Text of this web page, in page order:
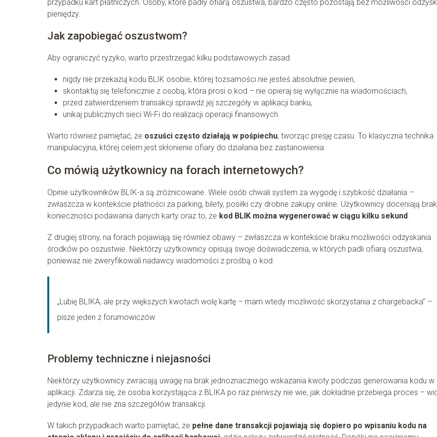
przypadku kart płatniczych. Osoby, które padły ofiarą oszustwa, bardzo często pozostają bez możliwości
pieniędzy.
Jak zapobiegać oszustwom?
Aby ograniczyć ryzyko, warto przestrzegać kilku podstawowych zasad:
nigdy nie przekazuj kodu BLIK osobie, której tożsamości nie jesteś absolutnie pewien,
skontaktuj się telefonicznie z osobą, która prosi o kod – nie opieraj się wyłącznie na wiadomościach,
przed zatwierdzeniem transakcji sprawdź jej szczegóły w aplikacji banku,
unikaj publicznych sieci Wi-Fi do realizacji operacji finansowych.
Warto również pamiętać, że oszuści często działają w pośpiechu, tworząc presję czasu. To klasyczna technika
manipulacyjna, której celem jest skłonienie ofiary do działania bez zastanowienia.
Co mówią użytkownicy na forach internetowych?
Opinie użytkowników BLIK-a są zróżnicowane. Wiele osób chwali system za wygodę i szybkość działania –
zwłaszcza w kontekście płatności za parking, bilety, posiłki czy drobne zakupy online. Użytkownicy doceniają brak
konieczności podawania danych karty oraz to, że kod BLIK można wygenerować w ciągu kilku sekund.
Z drugiej strony, na forach pojawiają się również obawy – zwłaszcza w kontekście braku możliwości odzyskania
środków po oszustwie. Niektórzy użytkownicy opisują swoje doświadczenia, w których padli ofiarą oszustwa,
ponieważ nie zweryfikowali nadawcy wiadomości z prośbą o kod.
„Lubię BLIKA, ale przy większych kwotach wolę kartę – mam wtedy możliwość skorzystania z chargebacka” –
pisze jeden z forumowiczów.
Problemy techniczne i niejasności
Niektórzy użytkownicy zwracają uwagę na brak jednoznacznego wskazania kwoty podczas generowania kodu w
aplikacji. Zdarza się, że osoba korzystająca z BLIKA po raz pierwszy nie wie, jak dokładnie przebiega proces –
jedynie kod, ale nie zna szczegółów transakcji.
W takich przypadkach warto pamiętać, że pełne dane transakcji pojawiają się dopiero po wpisaniu kodu na